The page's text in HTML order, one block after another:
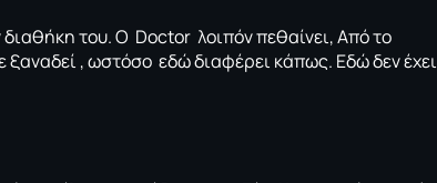
διαθήκη του. Ο Doctor λοιπόν πεθαίνει, Από το
ξαναδεί , ωστόσο εδώ διαφέρει κάπως. Εδώ δεν έχει